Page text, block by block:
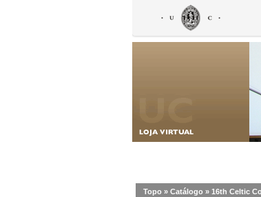
Topo » Catálogo » 16th Celtic